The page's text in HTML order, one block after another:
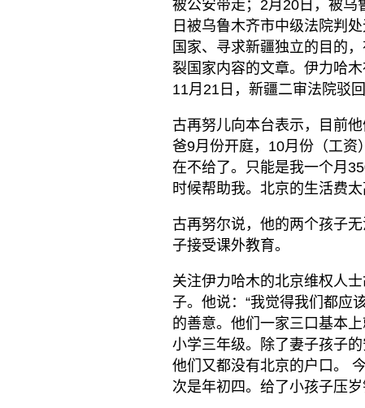
被公安带走；2月20日，被乌
日被乌鲁木齐市中级法院判
国家、寻求新疆独立的目的
裂国家内容的文章。伊力哈
11月21日，新疆二审法院驳
古再努儿向本台表示，目前
爸9月份开庭，10月份（工资
在不给了。只能是我一个月
时候帮助我。北京的生活费太
古再努尔说，他的两个孩子
子接受课外教育。
关注伊力哈木的北京维权人
子。他说：“我觉得我们都应
的善意。他们一家三口基本
小学三年级。除了妻子孩子
他们又都没有北京的户口。
次是年初四。给了小孩子压